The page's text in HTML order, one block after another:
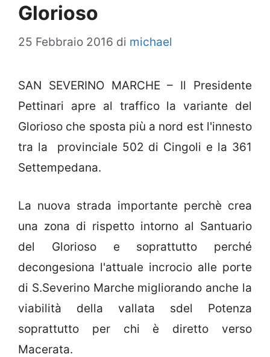
Glorioso
25 Febbraio 2016 di michael
SAN SEVERINO MARCHE – Il Presidente
Pettinari apre al traffico la variante del
Glorioso che sposta più a nord est l'innesto
tra la provinciale 502 di Cingoli e la 361
Settempedana.
La nuova strada importante perchè crea
una zona di rispetto intorno al Santuario
del Glorioso e soprattutto perché
decongesiona l'attuale incrocio alle porte
di S.Severino Marche migliorando anche la
viabilità della vallata sdel Potenza
soprattutto per chi è diretto verso
Macerata.